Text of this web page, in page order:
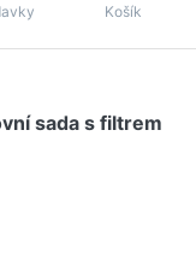
Košík
sada s filtrem